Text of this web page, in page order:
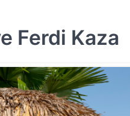
Ferdi Kaza